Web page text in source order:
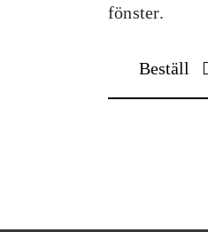
fönster.
Beställ